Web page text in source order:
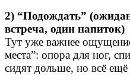
2) “Подождать”
встреча, один напиток)
Тут уже важнее
места”: опора для ног,
сидят дольше, но всё ещё